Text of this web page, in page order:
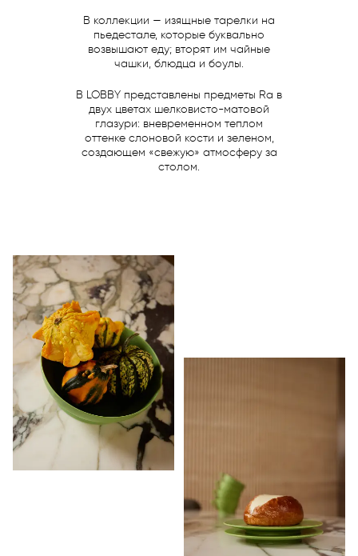
В коллекции — изящные тарелки на
пьедестале, которые буквально
возвышают еду; вторят им чайные
чашки, блюдца и боулы.
В LOBBY представлены предметы Ra в
двух цветах шелковисто-матовой
глазури: вневременном теплом
оттенке слоновой кости и зеленом,
создающем «свежую» атмосферу за
столом.